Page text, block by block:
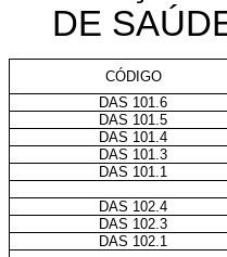
DE
CÓDIGO
DAS 101.6
DAS 101.5
DAS 101.4
DAS 101.3
DAS 101.1
DAS 102.4
DAS 102.3
DAS 102.1